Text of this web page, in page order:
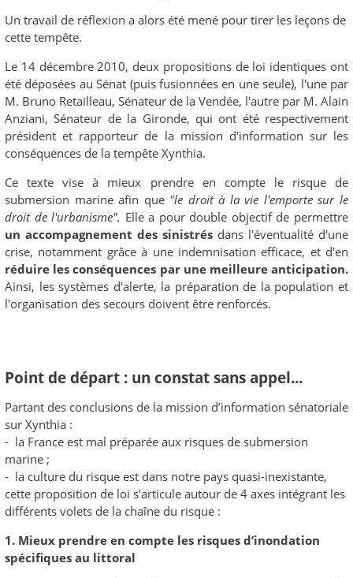
Un travail de réflexion a alors été mené pour tirer les leçons de
cette tempête.
Le 14 décembre 2010, deux propositions de loi identiques ont
été déposées au Sénat (puis fusionnées en une seule), l'une par
M. Bruno Retailleau, Sénateur de la Vendée, l'autre par M. Alain
Anziani, Sénateur de la Gironde, qui ont été respectivement
président et rapporteur de la mission d'information sur les
conséquences de la tempête Xynthia.
Ce texte vise à mieux prendre en compte le risque de
submersion marine afin que "le droit à la vie l'emporte sur le
droit de l'urbanisme". Elle a pour double objectif de permettre
un accompagnement des sinistrés dans l'éventualité d'une
crise, notamment grâce à une indemnisation efficace, et d'en
réduire les conséquences par une meilleure anticipation.
Ainsi, les systèmes d'alerte, la préparation de la population et
l'organisation des secours doivent être renforcés.
Point de départ : un constat sans appel...
Partant des conclusions de la mission d’information sénatoriale
sur Xynthia :
- la France est mal préparée aux risques de submersion
marine ;
- la culture du risque est dans notre pays quasi-inexistante,
cette proposition de loi s’articule autour de 4 axes intégrant les
différents volets de la chaîne du risque :
1. Mieux prendre en compte les risques d’inondation
spécifiques au littoral